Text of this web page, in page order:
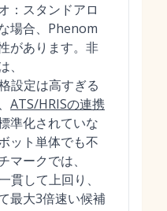
：スタンドアロ
場合、Phenom
があります。非
設定は高すぎる
ATS/HRISの連携
準化されていな
ット単体でも不
マークでは、
貫して上回り、
最大3倍速い候補